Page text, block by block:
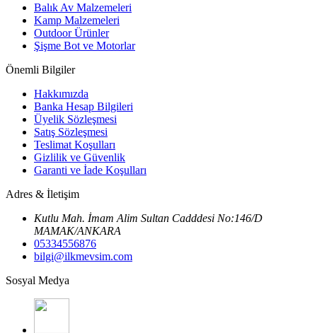
Balık Av Malzemeleri
Kamp Malzemeleri
Outdoor Ürünler
Şişme Bot ve Motorlar
Önemli Bilgiler
Hakkımızda
Banka Hesap Bilgileri
Üyelik Sözleşmesi
Satış Sözleşmesi
Teslimat Koşulları
Gizlilik ve Güvenlik
Garanti ve İade Koşulları
Adres & İletişim
Kutlu Mah. İmam Alim Sultan Cadddesi No:146/D
MAMAK/ANKARA
05334556876
bilgi@ilkmevsim.com
Sosyal Medya